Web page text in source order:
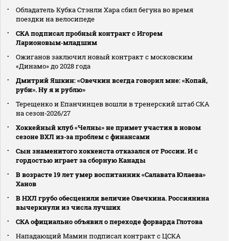
Обладатель Кубка Стэнли Хара сбил бегуна во время
поездки на велосипеде
СКА подписал пробный контракт с Игорем
Ларионовым‑младшим
Ожиганов заключил новый контракт с московским
«Динамо» до 2028 года
Дмитрий Яшкин: «Овечкин всегда говорил мне: «Копай,
руби». Ну я и рублю»
Терещенко и Епанчинцев вошли в тренерский штаб СКА
на сезон‑2026/27
Хоккейный клуб «Челны» не примет участия в новом
сезоне ВХЛ из‑за проблем с финансами
Сын знаменитого хоккеиста отказался от России. И с
гордостью играет за сборную Канады
В возрасте 19 лет умер воспитанник «Салавата Юлаева»
Ханов
В НХЛ грубо обесценили величие Овечкина. Россиянина
вычеркнули из числа лучших
СКА официально объявил о переходе форварда Глотова
Нападающий Мамин подписал контракт с ЦСКА